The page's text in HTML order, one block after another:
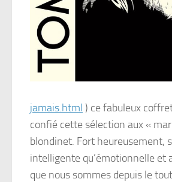
jamais.html ) ce fabuleux
confié cette sélection aux «
blondinet. Fort heureusement,
intelligente qu’émotionnelle et
que nous sommes depuis le